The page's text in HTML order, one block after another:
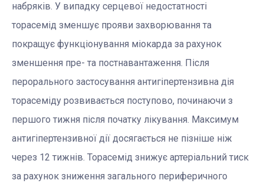
набряків. У випадку серцевої недостатності
торасемід зменшує прояви захворювання та
покращує функціонування міокарда за рахунок
зменшення пре- та постнавантаження. Після
перорального застосування антигіпертензивна дія
торасеміду розвивається поступово, починаючи з
першого тижня після початку лікування. Максимум
антигіпертензивної дії досягається не пізніше ніж
через 12 тижнів. Торасемід знижує артеріальний тиск
за рахунок зниження загального периферичного